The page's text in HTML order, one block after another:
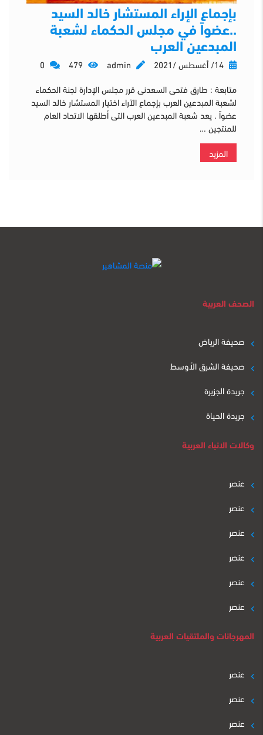
بإجماع الإراء المستشار خالد السيد
..عضواً في مجلس الحكماء لشعبة
المبدعين العرب
admin
متابعة : طارق فتحى السعدنى قرر مجلس الإدارة لجنة الحكماء
لشعبة المبدعين العرب بإجماع الآراء اختيار المستشار خالد السيد
عضواً . يعد شعبة المبدعين العرب التى أطلقها الاتحاد العام
للمنتجين …
المزيد
الصحف العربية
صحيفة الرياض
صحيفة الشرق الأوسط
جريدة الجزيرة
جريدة الحياة
وكالات الانباء العربية
عنصر
عنصر
عنصر
عنصر
عنصر
عنصر
المهرجانات والملتقيات العربية
عنصر
عنصر
عنصر